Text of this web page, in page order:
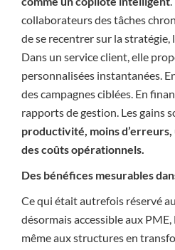
collaborateurs des tâches
de se recentrer sur la stratégie,
Dans un service client, elle
personnalisées instantanées.
des campagnes ciblées. En
rapports de gestion. Les gains
productivité, moins
des coûts opérationnels.
Des bénéfices mesurables
Ce qui était autrefois réservé
désormais accessible aux
même aux structures en